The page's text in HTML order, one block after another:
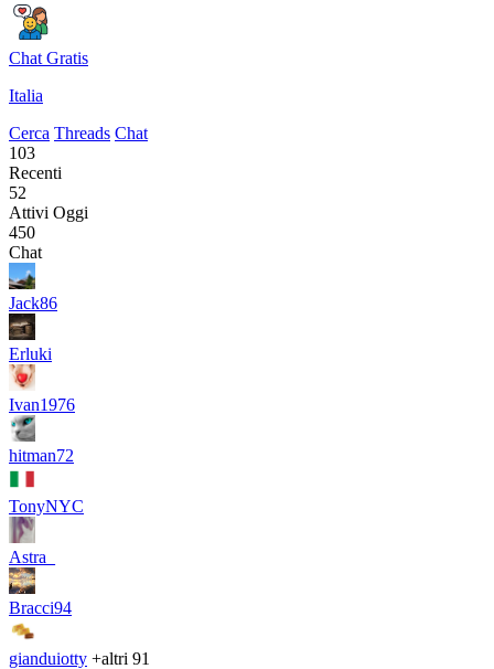
Chat Gratis
Italia
Cerca Threads Chat
103
Recenti
52
Attivi Oggi
450
Chat
Jack86
Erluki
Ivan1976
hitman72
TonyNYC
Astra_
Bracci94
gianduiotty +altri 91